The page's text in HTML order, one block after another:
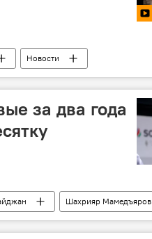
Новости
за два года
Шахрияр Мамедъяров